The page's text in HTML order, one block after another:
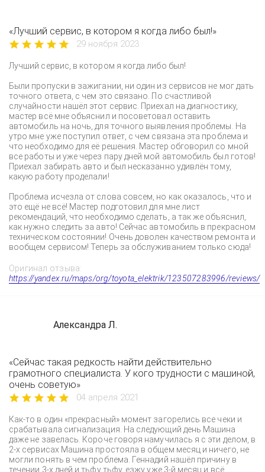
«Лучший сервис, в котором я когда либо был!»
29 ноября 2023
Лучший сервис, в котором я когда либо был!
Были пропуски в зажигании, ни один из сервисов не мог дать
точного ответа, с чем это связано. По счастливой
случайности нашёл этот сервис. Приехал на диагностику,
мастер всё мне объяснил и посоветовал оставить
автомобиль на ночь, для точного выявления проблемы. На
утро мне уже поступил ответ, с чем связана эта проблема и
что необходимо для её решения. Мастер обговорил со мной
все работы и уже через пару дней мой автомобиль был готов!
Приехал забирать авто и был несказанно удивлён тому,
какую работу проделали!
Проблема исчезла от слова совсем, но как оказалось, что и
это ещё не всё! Мастер подготовил для мне лист
рекомендаций, что необходимо сделать, а так же объяснил,
как нужно следить за авто! Сейчас автомобиль в прекрасном
техническом состоянии! Очень доволен качеством ремонта и
вообщем сервисом! Теперь за обслуживанием только сюда!
Оригинал отзыва:
https://yandex.ru/maps/org/toyota_elektrik/123507283996/reviews/
Александра Л.
«Сейчас такая редкость найти действительно
грамотного специалиста. У кого трудности с машиной,
очень советую»
04 апреля 2021
Как-то в один «прекрасный» момент загорелись все чеки и
срабатывала сигнализация. На следующий день Машина
даже не завелась. Короче говоря намучилась я с эти делом, в
2-х сервисах Машина простояла в общем месяц и ничего, не
могли понять в чем проблема. Геннадий нашёл причину в
течении 3-х дней и тьфу тьфу, езжу уже 3-й месяц и всё